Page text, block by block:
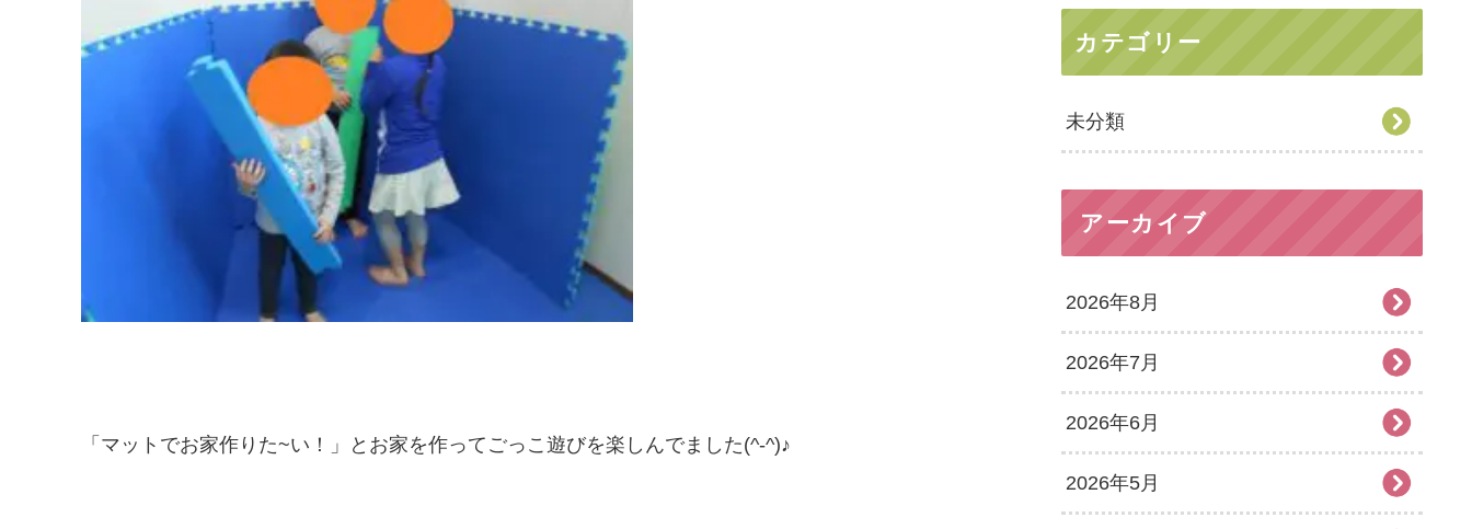
「マットでお家作りた~い！」とお家を作ってごっこ遊びを楽しんでました(^-^)♪
カテゴリー
未分類
アーカイブ
2026年8月
2026年7月
2026年6月
2026年5月